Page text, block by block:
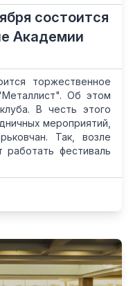
состоится
Академии
торжественное
Об этом
В честь этого
мероприятий,
Так, возле
фестиваль